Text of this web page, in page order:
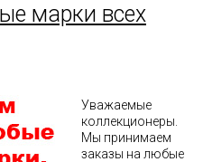
марки всех
Уважаемые
коллекционеры.
Мы принимаем
заказы на любые